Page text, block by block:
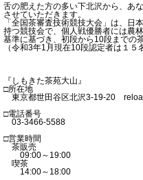
舌の肥えた方の多い下北沢から、あ
させていただきます。
「全国茶審査技術競技大会」は、日
持つ競技会で、個人戦優勝者には農
基準に基づき、初段から10段までの
（令和3年1月現在10段認定者は１５
『しもきた茶苑大山』
□所在地
東京都世田谷区北沢3-19-20
□電話番号
03-3466-5588
□営業時間
茶販売
09:00～19:00
喫茶
14:00～18:00